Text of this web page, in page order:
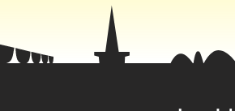
Facebook
WhatsApp
LinkedIn
Twitter
X